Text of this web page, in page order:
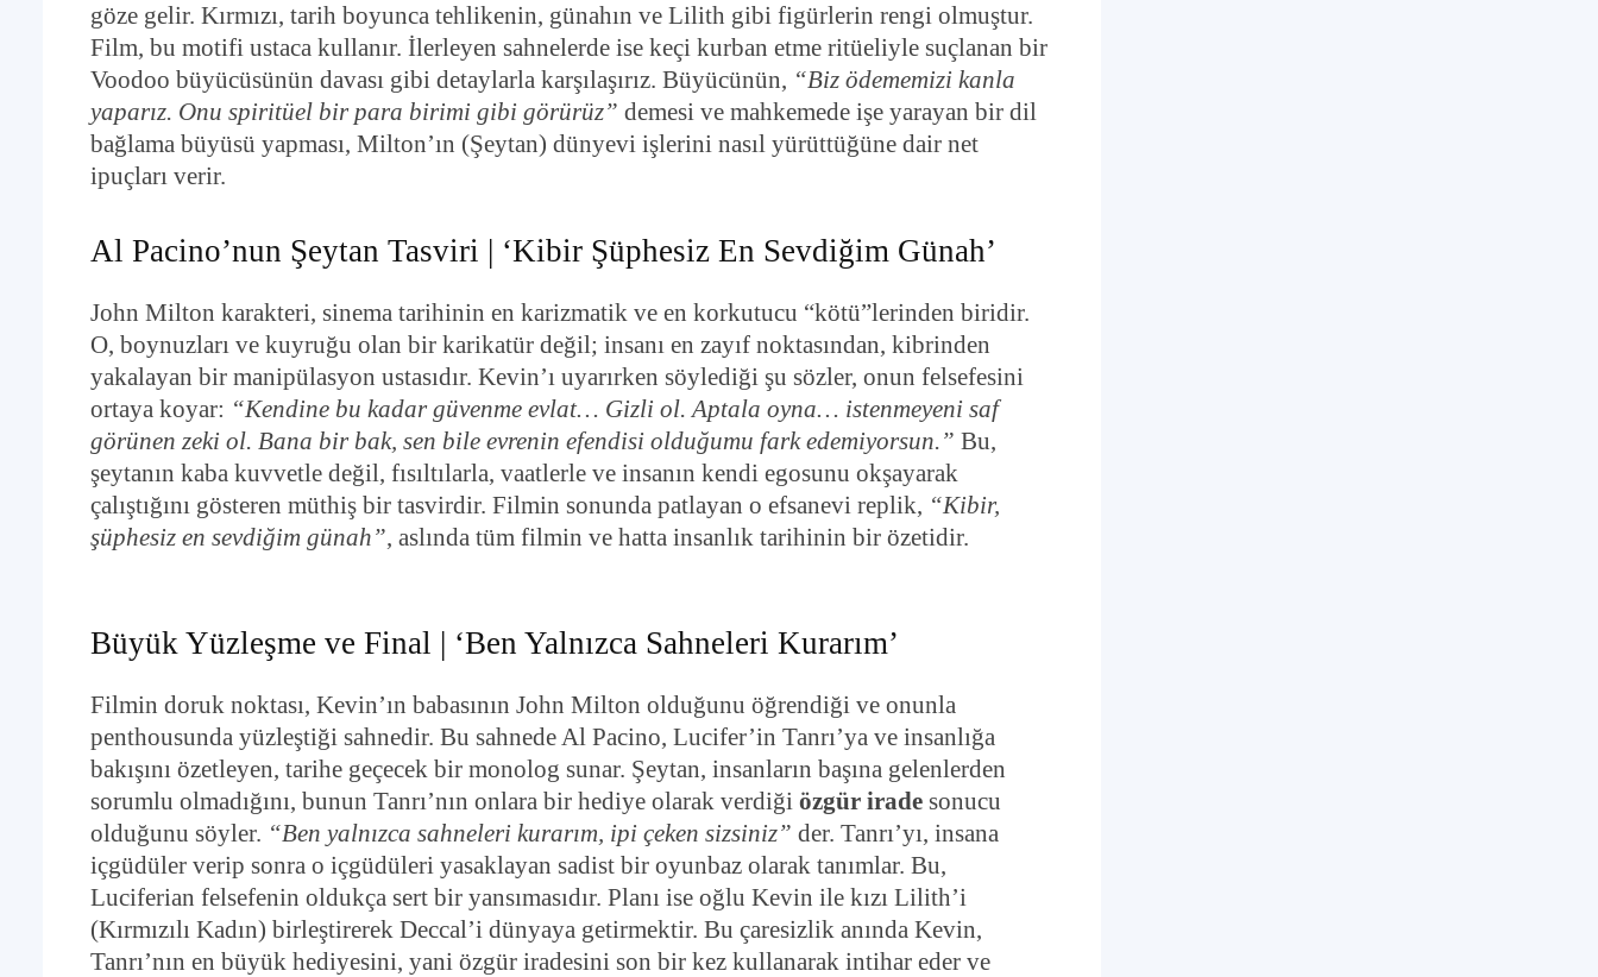
göze gelir. Kırmızı, tarih boyunca tehlikenin, günahın ve Lilith gibi figürlerin rengi olmuştur.
Film, bu motifi ustaca kullanır. İlerleyen sahnelerde ise keçi kurban etme ritüeliyle suçlanan bir
Voodoo büyücüsünün davası gibi detaylarla karşılaşırız. Büyücünün, “Biz ödememizi kanla
yaparız. Onu spiritüel bir para birimi gibi görürüz” demesi ve mahkemede işe yarayan bir dil
bağlama büyüsü yapması, Milton’ın (Şeytan) dünyevi işlerini nasıl yürüttüğüne dair net
ipuçları verir.
Al Pacino’nun Şeytan Tasviri | ‘Kibir Şüphesiz En Sevdiğim Günah’
John Milton karakteri, sinema tarihinin en karizmatik ve en korkutucu “kötü”lerinden biridir.
O, boynuzları ve kuyruğu olan bir karikatür değil; insanı en zayıf noktasından, kibrinden
yakalayan bir manipülasyon ustasıdır. Kevin’ı uyarırken söylediği şu sözler, onun felsefesini
ortaya koyar: “Kendine bu kadar güvenme evlat… Gizli ol. Aptala oyna… istenmeyeni saf
görünen zeki ol. Bana bir bak, sen bile evrenin efendisi olduğumu fark edemiyorsun.” Bu,
şeytanın kaba kuvvetle değil, fısıltılarla, vaatlerle ve insanın kendi egosunu okşayarak
çalıştığını gösteren müthiş bir tasvirdir. Filmin sonunda patlayan o efsanevi replik, “Kibir,
şüphesiz en sevdiğim günah”, aslında tüm filmin ve hatta insanlık tarihinin bir özetidir.
Büyük Yüzleşme ve Final | ‘Ben Yalnızca Sahneleri Kurarım’
Filmin doruk noktası, Kevin’ın babasının John Milton olduğunu öğrendiği ve onunla
penthousunda yüzleştiği sahnedir. Bu sahnede Al Pacino, Lucifer’in Tanrı’ya ve insanlığa
bakışını özetleyen, tarihe geçecek bir monolog sunar. Şeytan, insanların başına gelenlerden
sorumlu olmadığını, bunun Tanrı’nın onlara bir hediye olarak verdiği özgür irade sonucu
olduğunu söyler. “Ben yalnızca sahneleri kurarım, ipi çeken sizsiniz” der. Tanrı’yı, insana
içgüdüler verip sonra o içgüdüleri yasaklayan sadist bir oyunbaz olarak tanımlar. Bu,
Luciferian felsefenin oldukça sert bir yansımasıdır. Planı ise oğlu Kevin ile kızı Lilith’i
(Kırmızılı Kadın) birleştirerek Deccal’i dünyaya getirmektir. Bu çaresizlik anında Kevin,
Tanrı’nın en büyük hediyesini, yani özgür iradesini son bir kez kullanarak intihar eder ve